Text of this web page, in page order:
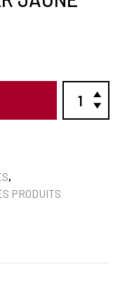
,
PRODUITS